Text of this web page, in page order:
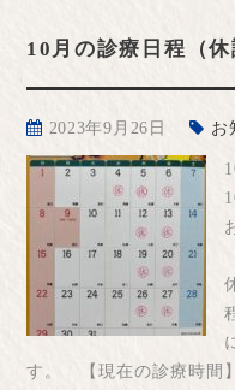
10月の診療日程（
2023年9月26日 お
す。 【現在の診療時間